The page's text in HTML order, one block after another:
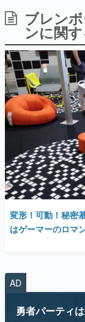
「経
の起
イ
カテゴ
特集記事
マンガ
アプリレビュー
その他
電ファミニコゲ
変形！可動！秘密
はゲーマーのロマ
AD